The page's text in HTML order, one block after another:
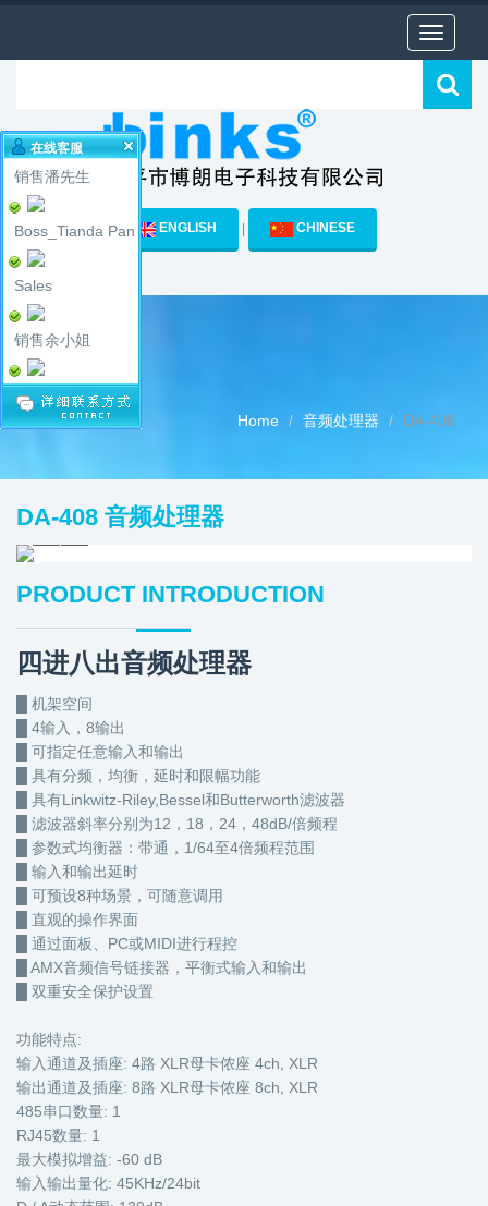
Toggle
ENGLISH CHINESE
DA-408
Home 音频处理器 DA-408
DA-408 音频处理器
PRODUCT INTRODUCTION
四进八出音频处理器
█ 机架空间
█ 4输入，8输出
█ 可指定任意输入和输出
█ 具有分频，均衡，延时和限幅功能
█ 具有Linkwitz-Riley,Bessel和Butterworth滤波器
█ 滤波器斜率分别为12，18，24，48dB/倍频程
█ 参数式均衡器：带通，1/64至4倍频程范围
█ 输入和输出延时
█ 可预设8种场景，可随意调用
█ 直观的操作界面
█ 通过面板、PC或MIDI进行程控
█ AMX音频信号链接器，平衡式输入和输出
█ 双重安全保护设置
功能特点:
输入通道及插座: 4路 XLR母卡侬座 4ch, XLR
输出通道及插座: 8路 XLR母卡侬座 8ch, XLR
485串口数量: 1
RJ45数量: 1
最大模拟增益: -60 dB
输入输出量化: 45KHz/24bit
在线客服
销售潘先生
Boss_Tianda Pan
Sales
销售余小姐